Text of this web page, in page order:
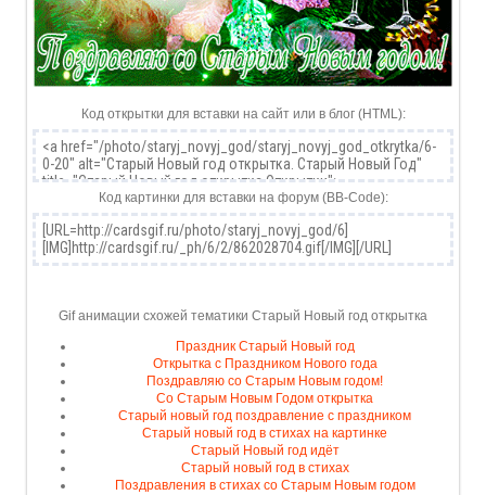
Код открытки для вставки на сайт или в блог (HTML):
Код картинки для вставки на форум (BB-Code):
Gif анимации схожей тематики Старый Новый год открытка
Праздник Старый Новый год
Открытка с Праздником Нового года
Поздравляю со Старым Новым годом!
Со Старым Новым Годом открытка
Старый новый год поздравление с праздником
Старый новый год в стихах на картинке
Старый Новый год идёт
Старый новый год в стихах
Поздравления в стихах со Старым Новым годом